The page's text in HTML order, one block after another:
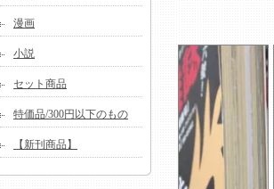
漫画
小説
セット商品
特価品/300円以下のもの
【新刊商品】